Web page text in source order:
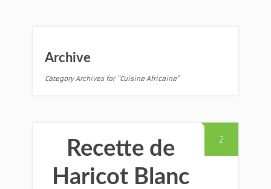
Archive
Category Archives for "Cuisine Africaine"
2
Recette de
Haricot Blanc